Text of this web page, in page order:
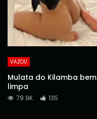
VAZOU
Mulata do Kilamba bem
limpa
79.9K 135